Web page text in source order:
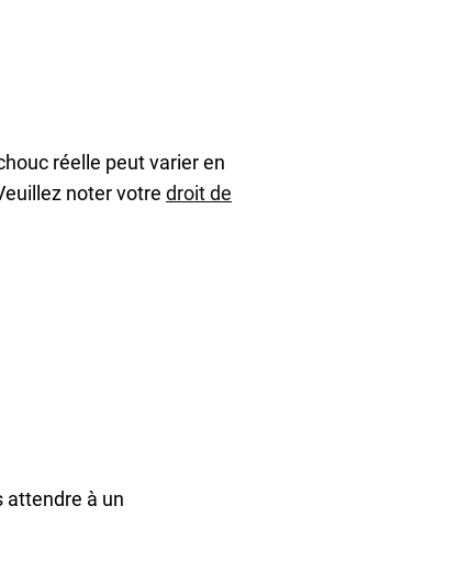
réelle peut varier en
noter votre droit de
attendre à un